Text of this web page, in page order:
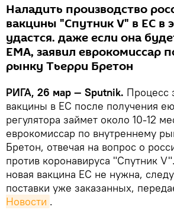
Наладить производство
вакцины "Спутник V" в ЕС в
удастся. даже если она
ЕMA, заявил еврокомиссар
рынку Тьерри Бретон
РИГА, 26 мар — Sputnik. Процесс
вакцины в ЕС после получения
регулятора займет около 10-12
еврокомиссар по внутреннему
Бретон, отвечая на вопрос о
против коронавируса "Спутник
новая вакцина ЕС не нужна,
поставки уже заказанных,
Новости .